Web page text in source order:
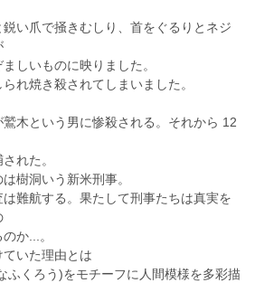
い爪で掻きむしり、首をぐるりとネジ
しいものに映りました。
れ焼き殺されてしまいました。
木という男に惨殺される。それから 12
れた。
樹洞いう新米刑事。
難航する。果たして刑事たちは真実を
か...。
いた理由とは
ふくろう)をモチーフに人間模様を多彩描